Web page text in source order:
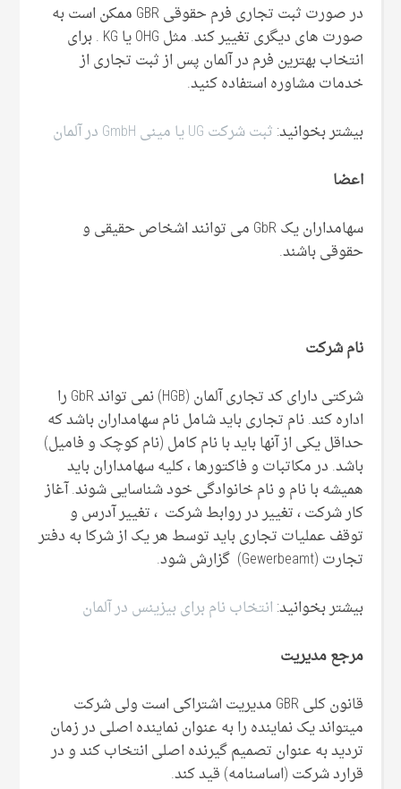
در صورت ثبت تجاری فرم حقوقی GBR ممکن است به
صورت های دیگری تغییر کند. مثل OHG یا KG . برای
انتخاب بهترین فرم در آلمان پس از ثبت تجاری از
خدمات مشاوره استفاده کنید.
بیشتر بخوانید: ثبت شرکت UG یا مینی GmbH در آلمان
اعضا
سهامداران یک GbR می توانند اشخاص حقیقی و
حقوقی باشند.
نام شرکت
شرکتی دارای کد تجاری آلمان (HGB) نمی تواند GbR را
اداره کند. نام تجاری باید شامل نام سهامداران باشد که
حداقل یکی از آنها باید با نام کامل (نام کوچک و فامیل)
باشد. در مکاتبات و فاکتورها ، کلیه سهامداران باید
همیشه با نام و نام خانوادگی خود شناسایی شوند. آغاز
کار شرکت ، تغییر در روابط شرکت ، تغییر آدرس و
توقف عملیات تجاری باید توسط هر یک از شرکا به دفتر
تجارت (Gewerbeamt) گزارش شود.
بیشتر بخوانید: انتخاب نام برای بیزینس در آلمان
مرجع مدیریت
قانون کلی GBR مدیریت اشتراکی است ولی شرکت
میتواند یک نماینده را به عنوان نماینده اصلی در زمان
تردید به عنوان تصمیم گیرنده اصلی انتخاب کند و در
قرارد شرکت (اساسنامه) قید کند.